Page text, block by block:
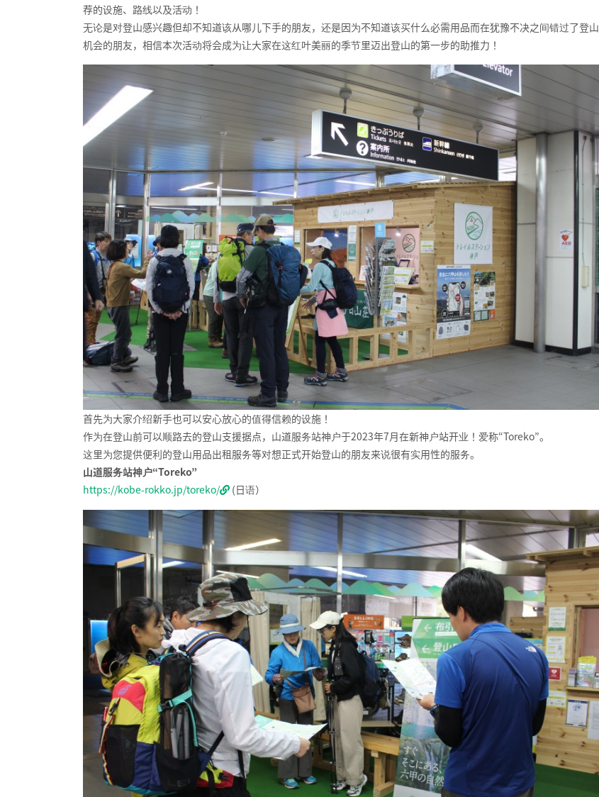
荐的设施、路线以及活动！
无论是对登山感兴趣但却不知道该从哪儿下手的朋友，还是因为不知道该买什么必需用品而在犹豫不决之间错过了登山
机会的朋友，相信本次活动将会成为让大家在这红叶美丽的季节里迈出登山的第一步的助推力！
首先为大家介绍新手也可以安心放心的值得信赖的设施！
作为在登山前可以顺路去的登山支援据点，山道服务站神户于2023年7月在新神户站开业！爱称“Toreko”。
这里为您提供便利的登山用品出租服务等对想正式开始登山的朋友来说很有实用性的服务。
山道服务站神户“Toreko”
https://kobe-rokko.jp/toreko/
(日语）